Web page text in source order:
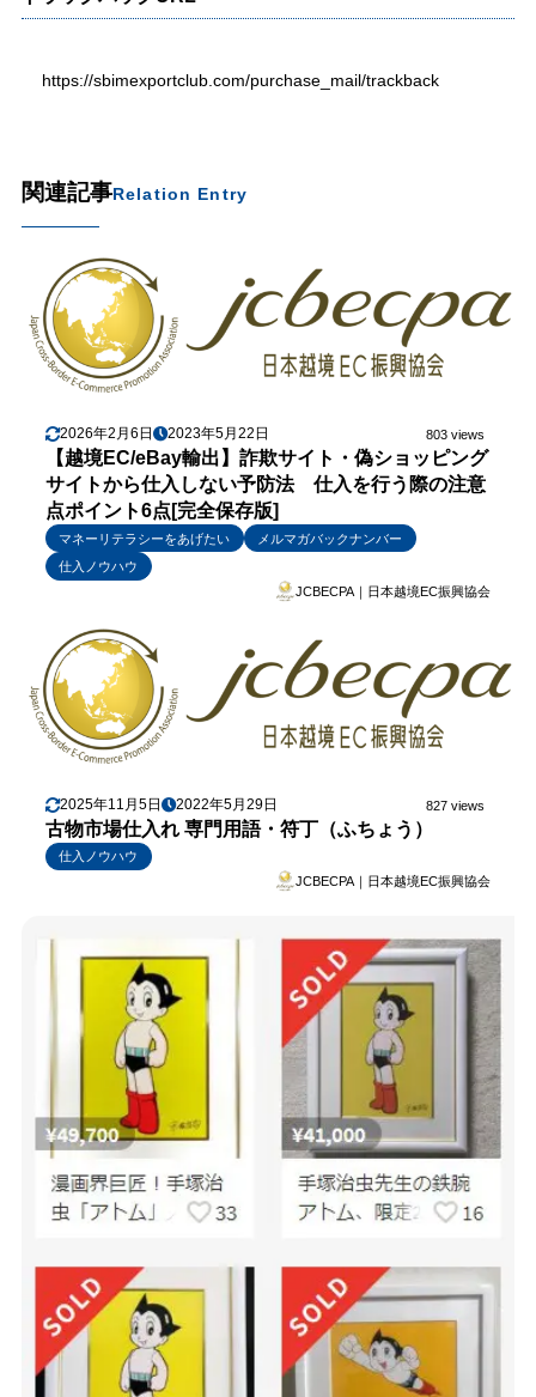
https://sbimexportclub.com/purchase_mail/trackback
関連記事Relation Entry
2026年2月6日 2023年5月22日 803 views
【越境EC/eBay輸出】詐欺サイト・偽ショッピング
サイトから仕入しない予防法 仕入を行う際の注意
点ポイント6点[完全保存版]
マネーリテラシーをあげたい
メルマガバックナンバー
仕入ノウハウ
JCBECPA｜日本越境EC振興協会
2025年11月5日 2022年5月29日 827 views
古物市場仕入れ 専門用語・符丁（ふちょう）
仕入ノウハウ
JCBECPA｜日本越境EC振興協会